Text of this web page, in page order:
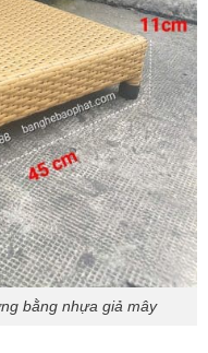
bằng nhựa giả mây